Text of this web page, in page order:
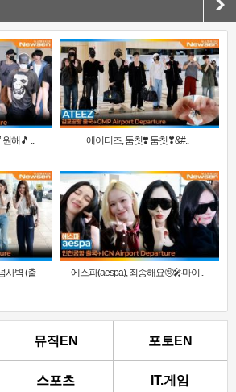
해🎵 .. 에이티즈, 둠칫❣️ 둠칫❣&#..
사벽 (출
에스파(aespa), 죄송해요🥺🎤마이..
뮤직EN 포토EN
스포츠 IT.게임